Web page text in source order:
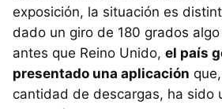
exposición, la situación es
dado un giro de 180 grados
antes que Reino Unido, el país
presentado una aplicación
cantidad de descargas, ha sido